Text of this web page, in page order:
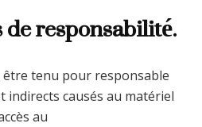
responsabilité.
tenu pour responsable
indirects causés au matériel
au